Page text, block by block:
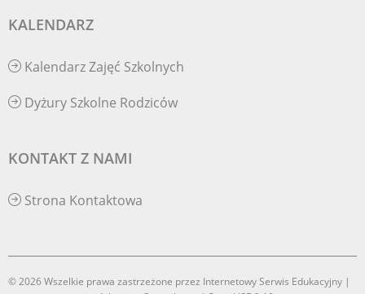
KALENDARZ
Kalendarz Zajęć Szkolnych
Dyżury Szkolne Rodziców
KONTAKT Z NAMI
Strona Kontaktowa
© 2026 Wszelkie prawa zastrzeżone przez Internetowy Serwis Edukacyjny |